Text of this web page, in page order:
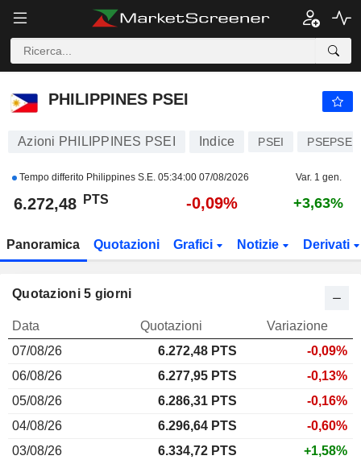
PHILIPPINES PSEI
PHILIPPINES PSEI
Azioni PHILIPPINES PSEI Indice PSEI
Tempo differito Philippines S.E. 05:34:00 07/08/2026 Var. 1 gen.
6.272,48 PTS -0,09% +3,63%
Panoramica Quotazioni Grafici Notizie Derivati
Quotazioni 5 giorni
Data Quotazioni
Variazione
07/08/26
6.272,48 PTS
-0,09%
06/08/26
6.277,95 PTS
-0,13%
05/08/26
6.286,31 PTS
-0,16%
04/08/26
6.296,64 PTS
-0,60%
03/08/26
6.334,72 PTS +1,58%